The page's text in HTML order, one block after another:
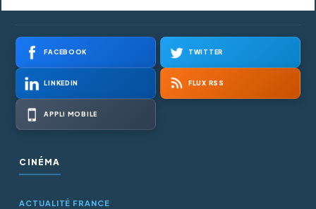
FACEBOOK TWITTER
LINKEDIN FLUX RSS
APPLI MOBILE
CINÉMA
ACTUALITÉ FRANCE